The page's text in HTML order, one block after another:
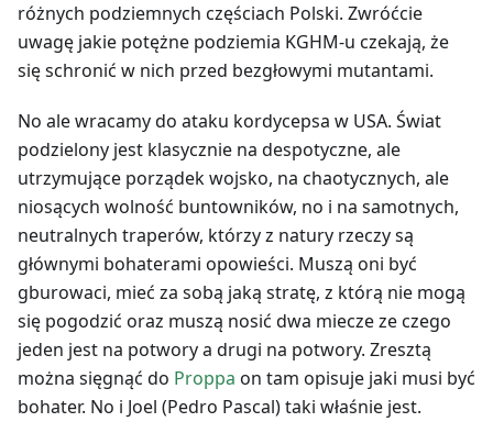
różnych podziemnych częściach Polski. Zwróćcie
uwagę jakie potężne podziemia KGHM-u czekają, że
się schronić w nich przed bezgłowymi mutantami.
No ale wracamy do ataku kordycepsa w USA. Świat
podzielony jest klasycznie na despotyczne, ale
utrzymujące porządek wojsko, na chaotycznych, ale
niosących wolność buntowników, no i na samotnych,
neutralnych traperów, którzy z natury rzeczy są
głównymi bohaterami opowieści. Muszą oni być
gburowaci, mieć za sobą jaką stratę, z którą nie mogą
się pogodzić oraz muszą nosić dwa miecze ze czego
jeden jest na potwory a drugi na potwory. Zresztą
można sięgnąć do Proppa on tam opisuje jaki musi być
bohater. No i Joel (Pedro Pascal) taki właśnie jest.